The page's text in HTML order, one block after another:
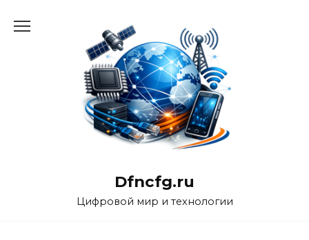
Dfncfg.ru
Цифровой мир и технологии